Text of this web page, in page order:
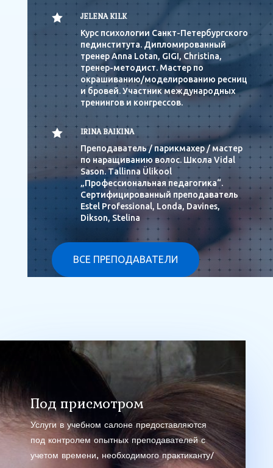

JELENA KILK
Курс психологии Санкт-Петербургского
пединститута. Дипломированный
тренер Anna Lotan, GIGI, Christina,
тренер-методист. Мастер по
окрашиванию/моделированию ресниц
и бровей. Участник международных
тренингов и конгрессов.

IRINA BAIKINA
Преподаватель / парикмахер / мастер
по наращиванию волос. Школа Vidal
Sason. Тallinna Ülikool
„Профессиональная педагогика“.
Сертифицированный преподаватель
Estel Professional, Londa, Davines,
Dikson, Stelina
ВСЕ ПРЕПОДАВАТЕЛИ
Под присмотром
Услуги в учебном салоне предоставляются
под контролем опытных преподавателей с
учетом времени, необходимого практиканту/